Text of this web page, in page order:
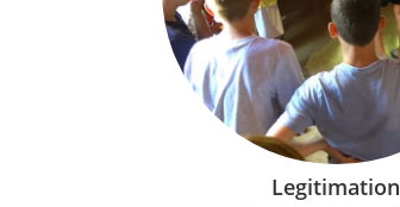
Legitimation